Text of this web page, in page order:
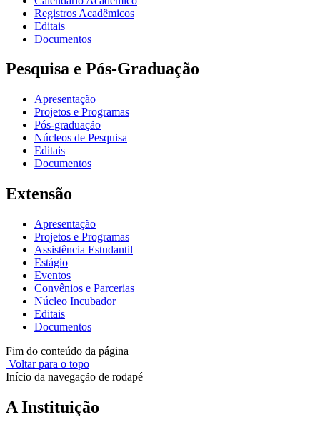
Registros Acadêmicos
Editais
Documentos
Pesquisa e Pós-Graduação
Apresentação
Projetos e Programas
Pós-graduação
Núcleos de Pesquisa
Editais
Documentos
Extensão
Apresentação
Projetos e Programas
Assistência Estudantil
Estágio
Eventos
Convênios e Parcerias
Núcleo Incubador
Editais
Documentos
Fim do conteúdo da página
Voltar para o topo
Início da navegação de rodapé
A Instituição